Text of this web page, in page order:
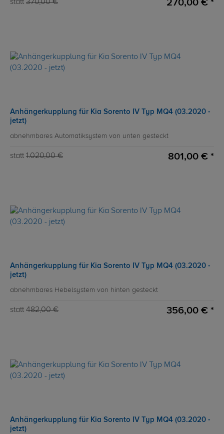
statt 370,00 € 270,00 € *
Anhängerkupplung für Kia Sorento IV Typ MQ4 (03.2020 -
jetzt)
abnehmbares Automatiksystem von unten gesteckt
statt 1.020,00 € 801,00 € *
Anhängerkupplung für Kia Sorento IV Typ MQ4 (03.2020 -
jetzt)
abnehmbares Hebelsystem von hinten gesteckt
statt 482,00 € 356,00 € *
Anhängerkupplung für Kia Sorento IV Typ MQ4 (03.2020 -
jetzt)